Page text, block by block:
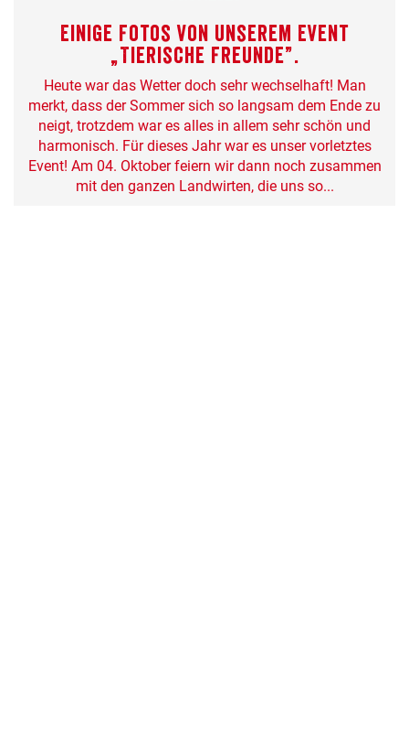
Einige Fotos von unserem Event
„Tierische Freunde”.
Heute war das Wetter doch sehr wechselhaft! Man
merkt, dass der Sommer sich so langsam dem Ende zu
neigt, trotzdem war es alles in allem sehr schön und
harmonisch. Für dieses Jahr war es unser vorletztes
Event! Am 04. Oktober feiern wir dann noch zusammen
mit den ganzen Landwirten, die uns so...